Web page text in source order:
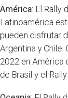
América: El Rally
Latinoamérica
pueden disfrutar
Argentina y Chile.
2022 en América
de Brasil y el